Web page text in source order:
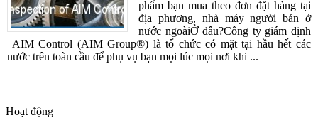
phẩm bạn mua theo đơn đặt hàng tại
địa phương, nhà máy người bán ở
nước ngoàiỞ đâu?Công ty giám định
AIM Control (AIM Group®) là tổ chức có mặt tại hầu hết các
nước trên toàn cầu để phụ vụ bạn mọi lúc mọi nơi khi ...
Hoạt động